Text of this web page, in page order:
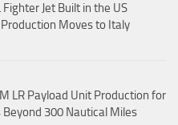
Jet Built in the US
Moves to Italy
LR Payload Unit Production for
300 Nautical Miles